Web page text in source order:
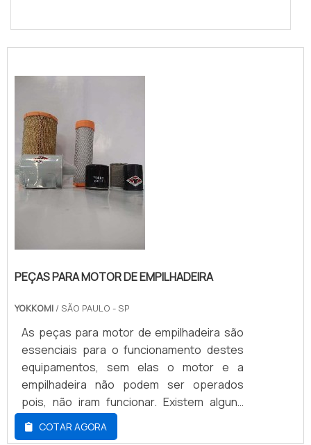
PEÇAS PARA MOTOR DE EMPILHADEIRA
YOKKOMI / SÃO PAULO - SP
As peças para motor de empilhadeira são
essenciais para o funcionamento destes
equipamentos, sem elas o motor e a
empilhadeira não podem ser operados
pois, não iram funcionar. Existem alguns
modelos de peças de motor e cada uma
delas desempenha uma função distinta
COTAR AGORA